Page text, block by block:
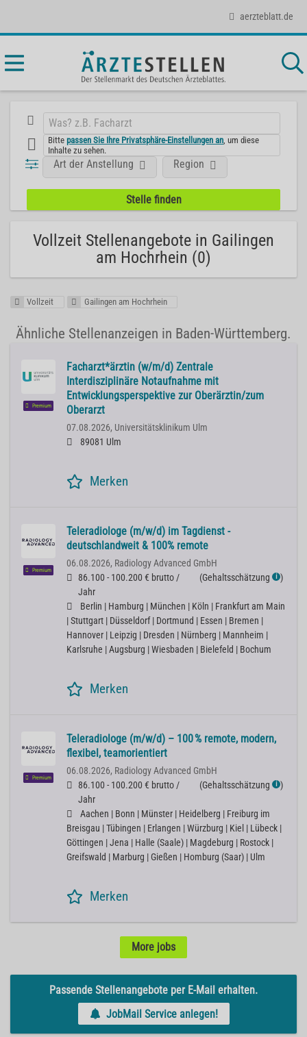
aerzteblatt.de
Bittepassen Sie Ihre Privatsphäre-Einstellungen an , um diese
Inhalte zu sehen.
Art der Anstellung Region
Vollzeit Stellenangebote in Gailingen
am Hochrhein (0)
Vollzeit Gailingen am Hochrhein
Ähnliche Stellenanzeigen in Baden-Württemberg.
Premium
Facharzt*ärztin (w/m/d) Zentrale
Interdisziplinäre Notaufnahme mit
Entwicklungsperspektive zur Oberärztin/zum
Oberarzt
07.08.2026, Universitätsklinikum Ulm
89081 Ulm
Merken
Premium
Teleradiologe (m/w/d) im Tagdienst -
deutschlandweit & 100% remote
06.08.2026, Radiology Advanced GmbH
86.100 - 100.200 € brutto /
Jahr
(Gehaltsschätzung ℹ )
Berlin | Hamburg | München | Köln | Frankfurt am Main
| Stuttgart | Düsseldorf | Dortmund | Essen | Bremen |
Hannover | Leipzig | Dresden | Nürnberg | Mannheim |
Karlsruhe | Augsburg | Wiesbaden | Bielefeld | Bochum
Merken
Premium
Teleradiologe (m/w/d) – 100 % remote, modern,
flexibel, teamorientiert
06.08.2026, Radiology Advanced GmbH
86.100 - 100.200 € brutto /
Jahr
(Gehaltsschätzung ℹ )
Aachen | Bonn | Münster | Heidelberg | Freiburg im
Breisgau | Tübingen | Erlangen | Würzburg | Kiel | Lübeck |
Göttingen | Jena | Halle (Saale) | Magdeburg | Rostock |
Greifswald | Marburg | Gießen | Homburg (Saar) | Ulm
Merken
More jobs
Passende Stellenangebote per E-Mail erhalten.
JobMail Service anlegen!